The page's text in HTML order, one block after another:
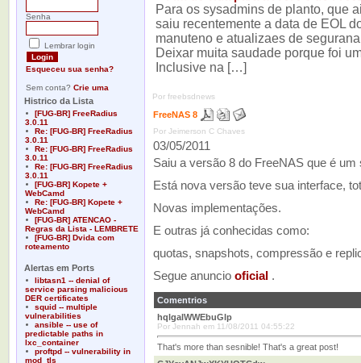
Senha
Lembrar login
Esqueceu sua senha?
Sem conta? Crie uma
Histrico da Lista
[FUG-BR] FreeRadius
3.0.11
Re: [FUG-BR] FreeRadius
3.0.11
Re: [FUG-BR] FreeRadius
3.0.11
Re: [FUG-BR] FreeRadius
3.0.11
[FUG-BR] Kopete +
WebCamd
Re: [FUG-BR] Kopete +
WebCamd
[FUG-BR] ATENCAO -
Regras da Lista - LEMBRETE
[FUG-BR] Dvida com
roteamento
Alertas em Ports
libtasn1 -- denial of
service parsing malicious
DER certificates
squid -- multiple
vulnerabilities
ansible -- use of
predictable paths in
lxc_container
proftpd -- vulnerability in
mod_tls
Para os sysadmins de planto, que
saiu recentemente a data de EOL
manuteno e atualizaes de
Deixar muita saudade porque foi
Inclusive na […]
Por freebsdnews
FreeNAS 8
Por Jeimerson C Chaves
03/05/2011
Saiu a versão 8 do FreeNAS que é
Está nova versão teve sua interface,
Novas implementações.
E outras já conhecidas como:
quotas, snapshots, compressão e
Segue anuncio oficial .
Comentrios
hqlgalWWEbuGlp
Por Jennah em 11/08/2011 04:55:22
That's more than sesnible! That's a great post!